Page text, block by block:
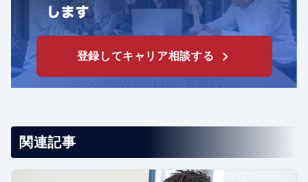
登録してキャリア相談する
関連記事